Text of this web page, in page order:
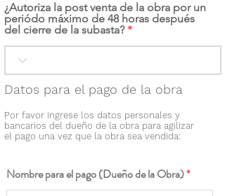
¿Autoriza la post venta de la obra por un
periódo máximo de 48 horas después
del cierre de la subasta?
Datos para el pago de la obra
Por favor ingrese los datos personales y
bancarios del dueño de la obra para agilizar
el pago una vez que la obra sea vendida:
Nombre para el pago (Dueño de la Obra)